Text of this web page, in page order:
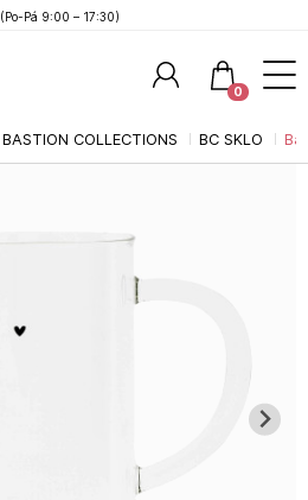
BASTION COLLECTIONS BC SKLO
(Po-Pá 9:00 – 17:30)
0